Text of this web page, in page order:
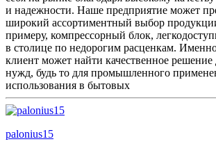
и надежности. Наше предприятие может
широкий ассортиментный выбор
примеру, компрессорный блок,
в столице по недорогим расценкам.
клиент может найти качественное решение
нужд, будь то для промышленного
использования в бытовых
palonius15